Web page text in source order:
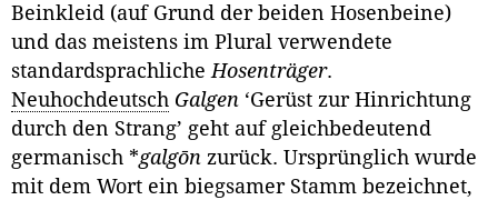
Beinkleid (auf Grund der beiden Hosenbeine)
und das meistens im Plural verwendete
standardsprachliche Hosenträger.
Neuhochdeutsch Galgen ‘Gerüst zur Hinrichtung
durch den Strang’ geht auf gleichbedeutend
germanisch *galgōn zurück. Ursprünglich wurde
mit dem Wort ein biegsamer Stamm bezeichnet,